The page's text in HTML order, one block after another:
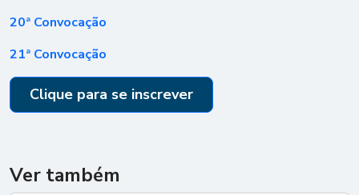
20ª Convocação
21ª Convocação
Clique para se inscrever
Ver também